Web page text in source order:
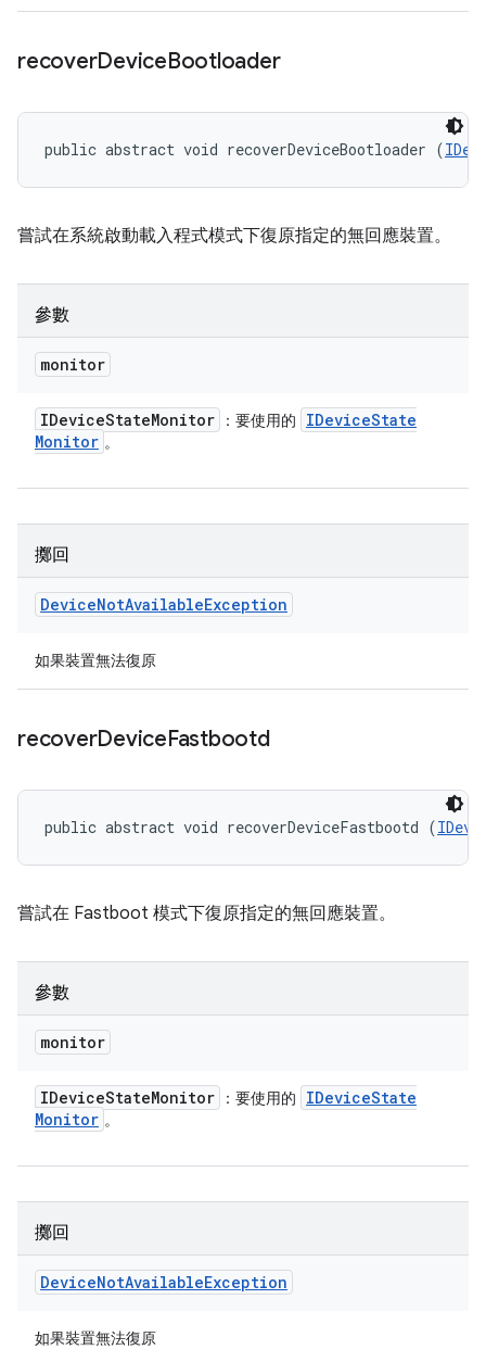
recoverDeviceBootloader
public abstract void recoverDeviceBootloader (
嘗試在系統啟動載入程式模式下復原指定的無回應裝置。
參數
monitor
IDeviceStateMonitor ：要使用的 IDeviceState
Monitor 。
擲回
DeviceNotAvailableException
如果裝置無法復原
recoverDeviceFastbootd
public abstract void recoverDeviceFastbootd (
嘗試在 Fastboot 模式下復原指定的無回應裝置。
參數
monitor
IDeviceStateMonitor ：要使用的 IDeviceState
Monitor 。
擲回
DeviceNotAvailableException
如果裝置無法復原